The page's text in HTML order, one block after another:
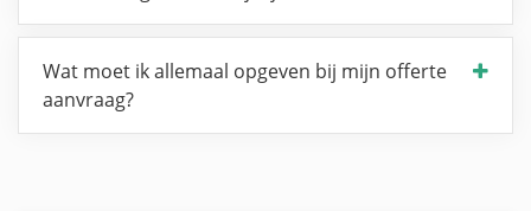
Wat moet ik allemaal opgeven bij mijn offerte
aanvraag?